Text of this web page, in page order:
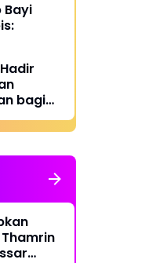
Bayi
bagi
dan